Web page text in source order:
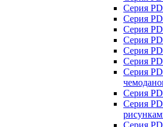
Серия
Серия
Серия
Серия
Серия
Серия
Серия
Серия
Серия
Серия